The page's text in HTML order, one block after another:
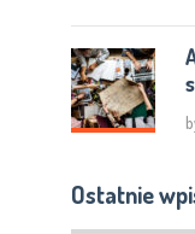
Ostatnie